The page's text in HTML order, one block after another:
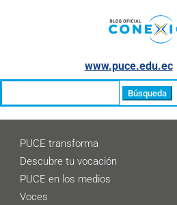
www.puce.edu.ec│
PUCE transforma
Descubre tu vocación
PUCE en los medios
Voces